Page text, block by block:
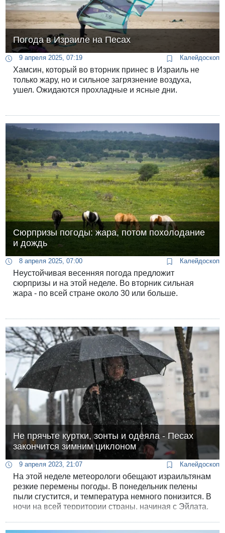
Погода в Израиле на Песах
9 апреля 2025, 07:19 Калейдоскоп
Хамсин, который во вторник принес в Израиль не
только жару, но и сильное загрязнение воздуха,
ушел. Ожидаются прохладные и ясные дни.
Сюрпризы погоды: жара, потом похолодание
и дождь
8 апреля 2025, 07:00 Калейдоскоп
Неустойчивая весенняя погода предложит
сюрпризы и на этой неделе. Во вторник сильная
жара - по всей стране около 30 или больше.
Не прячьте куртки, зонты и одеяла - Песах
закончится зимним циклоном
9 апреля 2023, 21:07 Калейдоскоп
На этой неделе метеорологи обещают израильтянам
резкие перемены погоды. В понедельник пелены
пыли сгустится, и температура немного понизится. В
ночи на всей территории страны, начиная с Эйлата,